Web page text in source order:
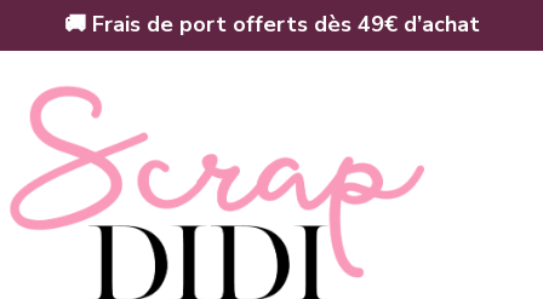
🚚 Frais de port offerts dès 49€ d’achat